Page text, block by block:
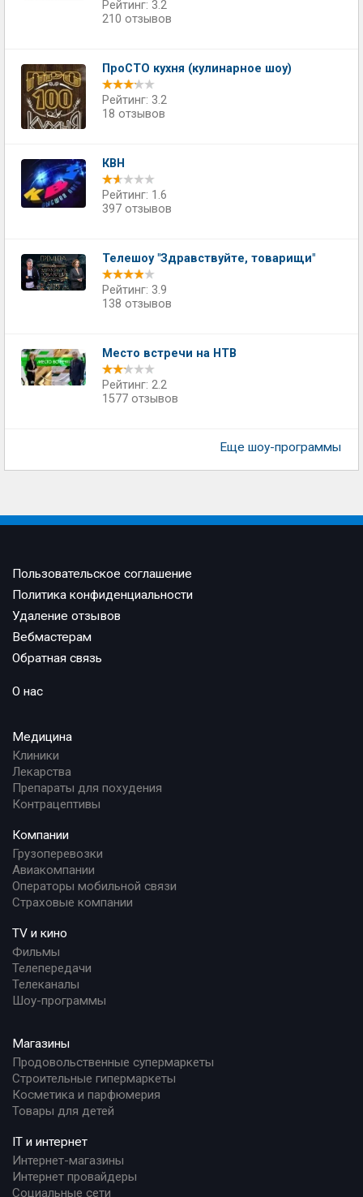
Рейтинг: 3.2
210 отзывов
ПроСТО кухня (кулинарное шоу)
Рейтинг: 3.2
18 отзывов
КВН
Рейтинг: 1.6
397 отзывов
Телешоу "Здравствуйте, товарищи"
Рейтинг: 3.9
138 отзывов
Место встречи на НТВ
Рейтинг: 2.2
1577 отзывов
Еще шоу-программы
Пользовательское соглашение
Политика конфиденциальности
Удаление отзывов
Вебмастерам
Обратная связь
О нас
Медицина
Клиники
Лекарства
Препараты для похудения
Контрацептивы
Компании
Грузоперевозки
Авиакомпании
Операторы мобильной связи
Страховые компании
TV и кино
Фильмы
Телепередачи
Телеканалы
Шоу-программы
Магазины
Продовольственные супермаркеты
Строительные гипермаркеты
Косметика и парфюмерия
Товары для детей
IT и интернет
Интернет-магазины
Интернет провайдеры
Социальные сети